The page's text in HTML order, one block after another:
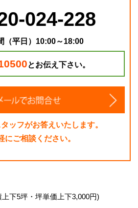
024-228
（平日）10:00～18:00
とお伝え下さい。
ッフがお答えいたします。
にご相談ください。
上下5坪・坪単価上下3,000円)